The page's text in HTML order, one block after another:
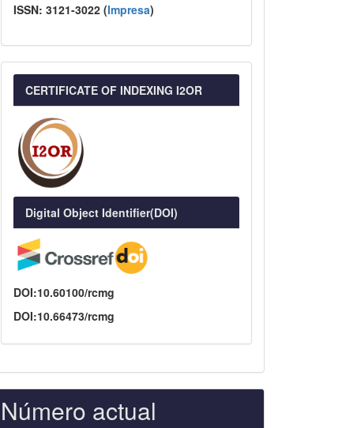
ISSN: 3121-3022 (Impresa)
CERTIFICATE OF INDEXING I2OR
Digital Object Identifier(DOI)
DOI:10.60100/rcmg
DOI:10.66473/rcmg
Número actual